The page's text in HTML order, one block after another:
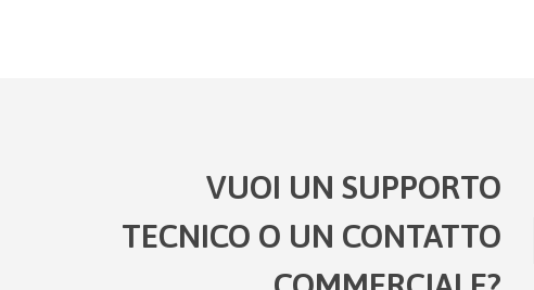
VUOI UN SUPPORTO
TECNICO O UN CONTATTO